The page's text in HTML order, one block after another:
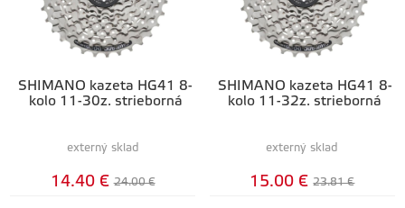
SHIMANO kazeta HG41 8-
kolo 11-30z. strieborná
externý sklad
14.40 € 24.00 €
SHIMANO kazeta HG41 8-
kolo 11-32z. strieborná
externý sklad
15.00 € 23.81 €